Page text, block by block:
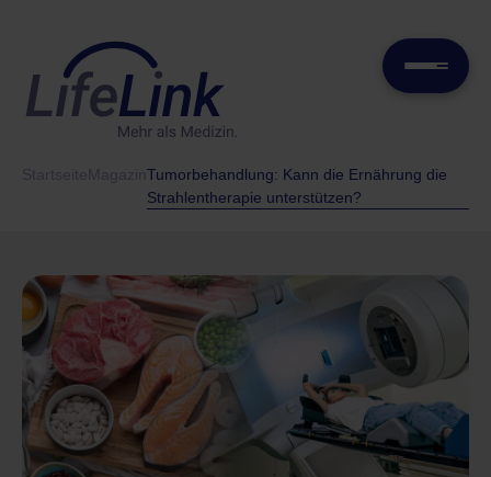
Tumorbehandlung: Kann die Ernährung die
Strahlentherapie unterstützen?